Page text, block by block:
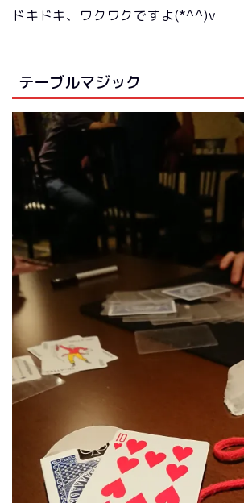
ドキドキ、ワクワクですよ(*^^)v
テーブルマジック